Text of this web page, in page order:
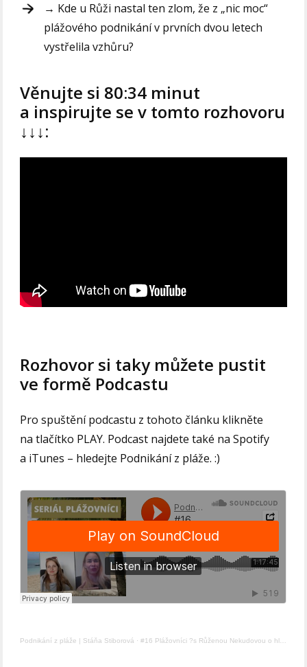
→ Kde u Růži nastal ten zlom, že z „nic moc“
plážového podnikání v prvních dvou letech
vystřelila vzhůru?
Věnujte si 80:34 minut
a inspirujte se v tomto rozhovoru
↓↓↓:
Rozhovor si taky můžete pustit
ve formě Podcastu
Pro spuštění podcastu z tohoto článku klikněte
na tlačítko PLAY. Podcast najdete také na Spotify
a iTunes – hledejte Podnikání z pláže. :)
Podnikání z pláže | Stáňa Stiborová ·#16 Plážovníci ?s Růženou Nekudovou o hledání tématu, vytrvalosti i neúspěšném startu